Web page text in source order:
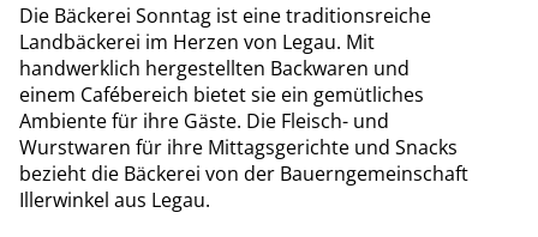
Die Bäckerei Sonntag ist eine traditionsreiche
Landbäckerei im Herzen von Legau. Mit
handwerklich hergestellten Backwaren und
einem Cafébereich bietet sie ein gemütliches
Ambiente für ihre Gäste. Die Fleisch- und
Wurstwaren für ihre Mittagsgerichte und Snacks
bezieht die Bäckerei von der Bauerngemeinschaft
Illerwinkel aus Legau.